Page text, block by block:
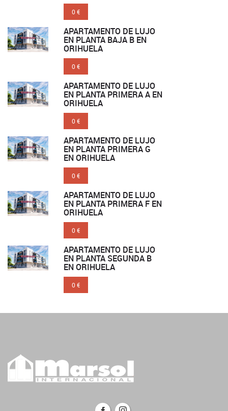
0 €
APARTAMENTO DE LUJO
EN PLANTA BAJA B EN
ORIHUELA
0 €
APARTAMENTO DE LUJO
EN PLANTA PRIMERA A EN
ORIHUELA
0 €
APARTAMENTO DE LUJO
EN PLANTA PRIMERA G
EN ORIHUELA
0 €
APARTAMENTO DE LUJO
EN PLANTA PRIMERA F EN
ORIHUELA
0 €
APARTAMENTO DE LUJO
EN PLANTA SEGUNDA B
EN ORIHUELA
0 €